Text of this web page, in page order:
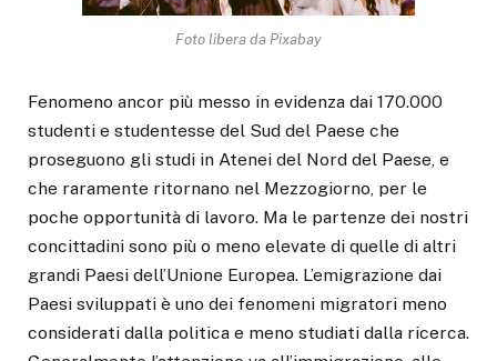
Foto libera da Pixabay
Fenomeno ancor più messo in evidenza dai 170.000
studenti e studentesse del Sud del Paese che
proseguono gli studi in Atenei del Nord del Paese, e
che raramente ritornano nel Mezzogiorno, per le
poche opportunità di lavoro. Ma le partenze dei nostri
concittadini sono più o meno elevate di quelle di altri
grandi Paesi dell’Unione Europea. L’emigrazione dai
Paesi sviluppati è uno dei fenomeni migratori meno
considerati dalla politica e meno studiati dalla ricerca.